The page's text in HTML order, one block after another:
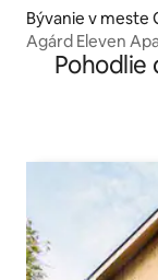
Bývanie v meste
Agárd Eleven
Pohodlie